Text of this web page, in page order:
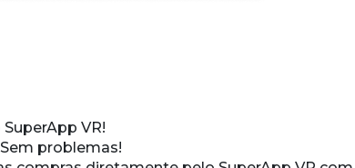
SuperApp VR!
problemas!